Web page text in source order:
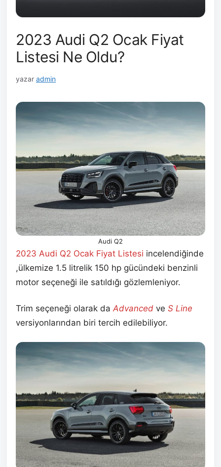
2023 Audi Q2 Ocak Fiyat
Listesi Ne Oldu?
yazar admin
Audi Q2
2023 Audi Q2 Ocak Fiyat Listesi incelendiğinde
,ülkemize 1.5 litrelik 150 hp gücündeki benzinli
motor seçeneği ile satıldığı gözlemleniyor.
Trim seçeneği olarak da Advanced ve S Line
versiyonlarından biri tercih edilebiliyor.